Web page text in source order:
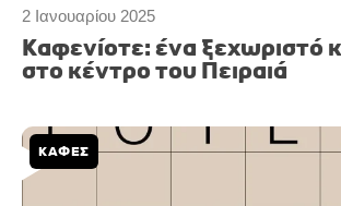
2 Ιανουαρίου 2025
Καφενίοτε: ένα ξεχωριστό
στο κέντρο του Πειραιά
ΚΑΦΕΣ